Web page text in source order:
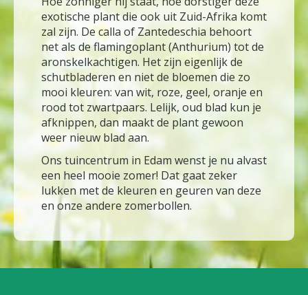
exotische plant die ook uit Zuid-Afrika komt
zal zijn. De calla of Zantedeschia behoort
net als de flamingoplant (Anthurium) tot de
aronskelkachtigen. Het zijn eigenlijk de
schutbladeren en niet de bloemen die zo
mooi kleuren: van wit, roze, geel, oranje en
rood tot zwartpaars. Lelijk, oud blad kun je
afknippen, dan maakt de plant gewoon
weer nieuw blad aan.
Ons tuincentrum in Edam wenst je nu alvast
een heel mooie zomer! Dat gaat zeker
lukken met de kleuren en geuren van deze
en onze andere zomerbollen.